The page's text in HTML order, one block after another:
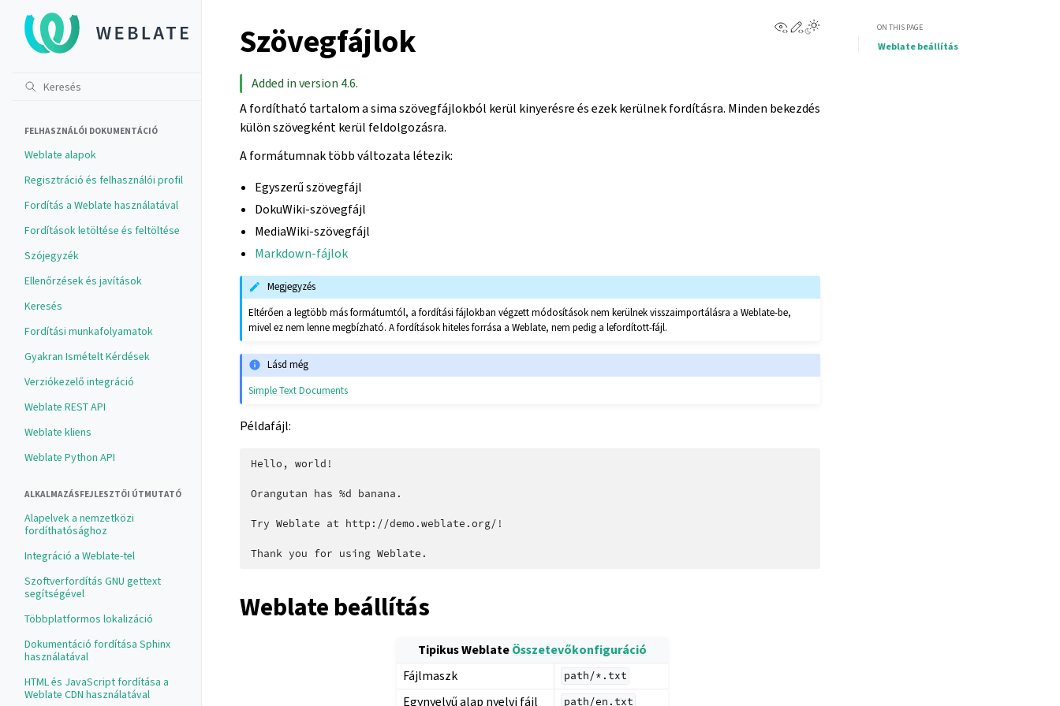
FELHASZNÁLÓI DOKUMENTÁCIÓ
Weblate alapok
Regisztráció és felhasználói profil
Fordítás a Weblate használatával
Fordítások letöltése és feltöltése
Szójegyzék
Ellenőrzések és javítások
Keresés
Fordítási munkafolyamatok
Gyakran Ismételt Kérdések
Verziókezelő integráció
Weblate REST API
Weblate kliens
Weblate Python API
ALKALMAZÁSFEJLESZTŐI ÚTMUTATÓ
Alapelvek a nemzetközi
fordíthatósághoz
Integráció a Weblate-tel
Szoftverfordítás GNU gettext
segítségével
Többplatformos lokalizáció
Dokumentáció fordítása Sphinx
használatával
HTML és JavaScript fordítása a
Weblate CDN használatával
View this page
Edit this page
Szövegfájlok
Added in version 4.6.
A fordítható tartalom a sima szövegfájlokból kerül kinyerésre és ezek kerülnek fordításra. Minden bekezdés
külön szövegként kerül feldolgozásra.
A formátumnak több változata létezik:
Egyszerű szövegfájl
DokuWiki-szövegfájl
MediaWiki-szövegfájl
Markdown-fájlok
Megjegyzés
Eltérően a legtöbb más formátumtól, a fordítási fájlokban végzett módosítások nem kerülnek visszaimportálásra a Weblate-be,
mivel ez nem lenne megbízható. A fordítások hiteles forrása a Weblate, nem pedig a lefordított-fájl.
Lásd még
Simple Text Documents
Példafájl:
Hello, world!
Orangutan has %d banana.
Try Weblate at http://demo.weblate.org/!
Weblate beállítás
Tipikus WeblateÖsszetevőkonfiguráció
Fájlmaszk
path/*.txt
Egynyelvű alap nyelvi fájl path/en.txt
ON THIS PAGE
Weblate beállítás